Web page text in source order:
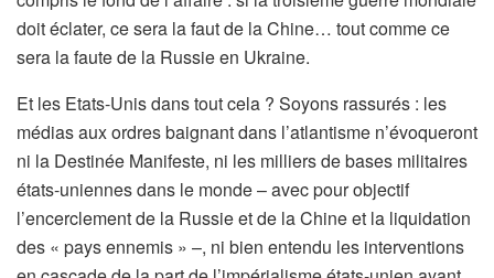
doit éclater, ce sera la faut de la Chine… tout comme ce
sera la faute de la Russie en Ukraine.
Et les Etats-Unis dans tout cela ? Soyons rassurés : les
médias aux ordres baignant dans l’atlantisme n’évoqueront
ni la Destinée Manifeste, ni les milliers de bases militaires
états-uniennes dans le monde – avec pour objectif
l’encerclement de la Russie et de la Chine et la liquidation
des « pays ennemis » –, ni bien entendu les interventions